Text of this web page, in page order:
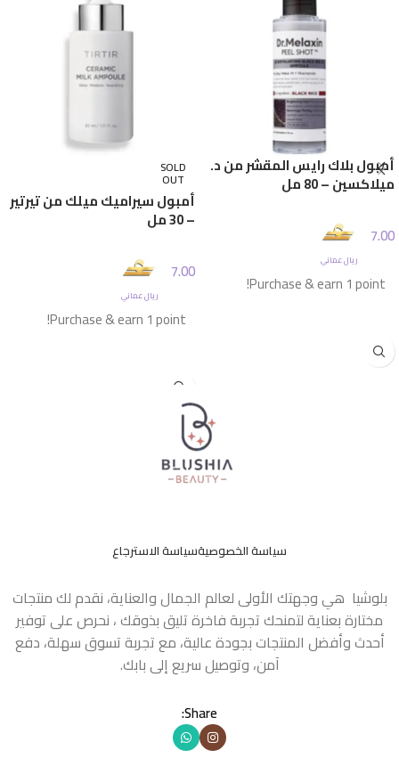
أمبول بلاك رايس المقشر من د.
ميلاكسين – 80 مل
7.00
ريال عماني
Purchase & earn 1 point!
SOLD
OUT
أمبول سيراميك ميلك من تيرتير
– 30 مل
7.00
ريال عماني
Purchase & earn 1 point!
سياسة الخصوصيةسياسة الاسترجاع
بلوشيا هي وجهتك الأولى لعالم الجمال والعناية، نقدم لك منتجات
مختارة بعناية لتمنحك تجربة فاخرة تليق بذوقك ، نحرص على توفير
أحدث وأفضل المنتجات بجودة عالية، مع تجربة تسوق سهلة، دفع
آمن، وتوصيل سريع إلى بابك.
Share: